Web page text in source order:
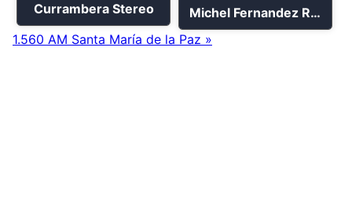
Currambera Stereo
Michel Fernandez Radio
1.560 AM Santa María de la Paz »